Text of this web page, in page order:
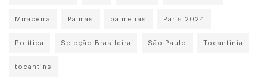
Miracema Palmas palmeiras Paris 2024
Política Seleção Brasileira São Paulo Tocantinia
tocantins